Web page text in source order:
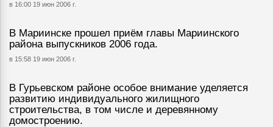
в 16:00 19 июн 2006 г.
В Мариинске прошел приём главы Мариинского
района выпускников 2006 года.
в 15:58 19 июн 2006 г.
В Гурьевском районе особое внимание уделяется
развитию индивидуального жилищного
строительства, в том числе и деревянному
домостроению.